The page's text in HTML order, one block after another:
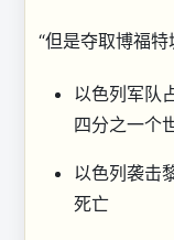
“但是夺取博福
以色列军队
四分之一个
以色列袭击
死亡